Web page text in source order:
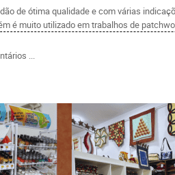
de ótima qualidade e com várias
é muito utilizado em trabalhos de
...